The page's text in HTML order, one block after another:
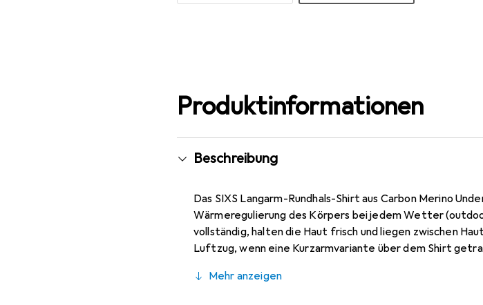
Produktinformationen
Beschreibung
Das SIXS Langarm-Rundhals-Shirt aus Carbon Merino
Wärmeregulierung des Körpers bei jedem Wetter
vollständig, halten die Haut frisch und liegen zwischen
Luftzug, wenn eine Kurzarmvariante über dem Shirt
Mehr anzeigen